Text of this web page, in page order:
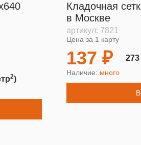
2)
Кладочная
в Москве
артикул: 7821
Цена за 1 карту
137 ₽
Наличие: много